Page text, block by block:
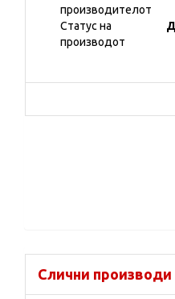
производителот
Статус на
производот
Слични производи